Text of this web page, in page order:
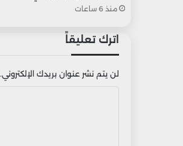
منذ 6 ساعات
اترك تعليقاً
لن يتم نشر عنوان بريدك الإلكتروني.